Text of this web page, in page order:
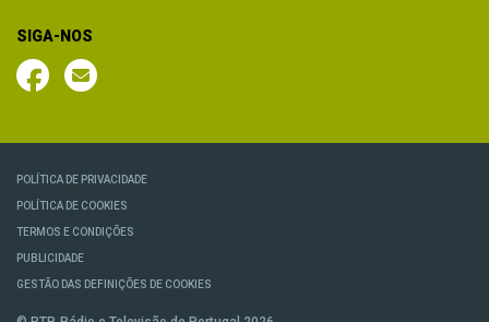
SIGA-NOS
POLÍTICA DE PRIVACIDADE
POLÍTICA DE COOKIES
TERMOS E CONDIÇÕES
PUBLICIDADE
GESTÃO DAS DEFINIÇÕES DE COOKIES